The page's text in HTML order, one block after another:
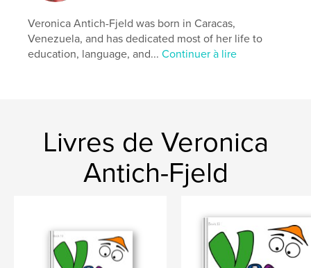
language , insects , children
spanish
Veronica Antich-Fjeld was born in Caracas,
Venezuela, and has dedicated most of her life to
education, language, and...Continuer à lire
Livres de Veronica
Antich-Fjeld